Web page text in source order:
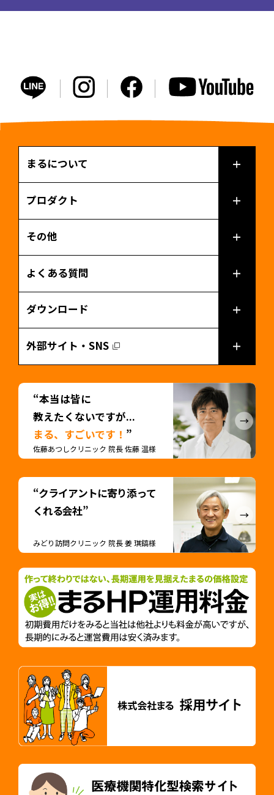
まるについて
プロダクト
その他
よくある質問
ダウンロード
外部サイト・SNS
“本当は皆に
教えたくないですが...
まる、すごいです！ ”
佐藤あつしクリニック 院長 佐藤 温様
“クライアントに寄り添って
くれる会社”
みどり訪問クリニック 院長 姜 琪鎬様